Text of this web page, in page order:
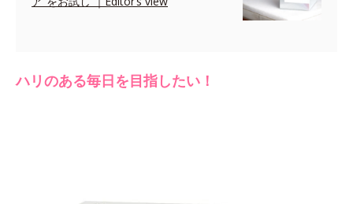
ハリのある毎日を目指したい！